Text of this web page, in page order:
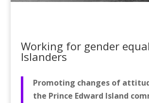
Working for gender
Islanders
Promoting changes of
the Prince Edward Island